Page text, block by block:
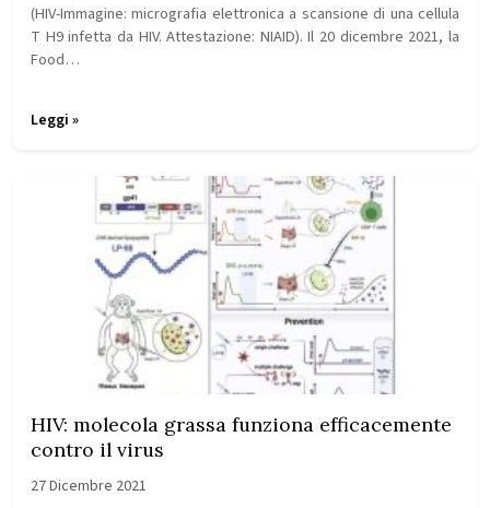
(HIV-Immagine: micrografia elettronica a scansione di una cellula
T H9 infetta da HIV. Attestazione: NIAID). Il 20 dicembre 2021, la
Food…
Leggi »
HIV: molecola grassa funziona efficacemente
contro il virus
27 Dicembre 2021